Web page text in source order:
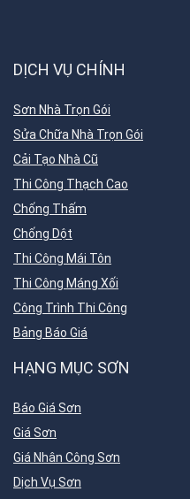
DỊCH VỤ CHÍNH
Sơn Nhà Trọn Gói
Sửa Chữa Nhà Trọn Gói
Cải Tạo Nhà Cũ
Thi Công Thạch Cao
Chống Thấm
Chống Dột
Thi Công Mái Tôn
Thi Công Máng Xối
Công Trình Thi Công
Bảng Báo Giá
HẠNG MỤC SƠN
Báo Giá Sơn
Giá Sơn
Giá Nhân Công Sơn
Dịch Vụ Sơn